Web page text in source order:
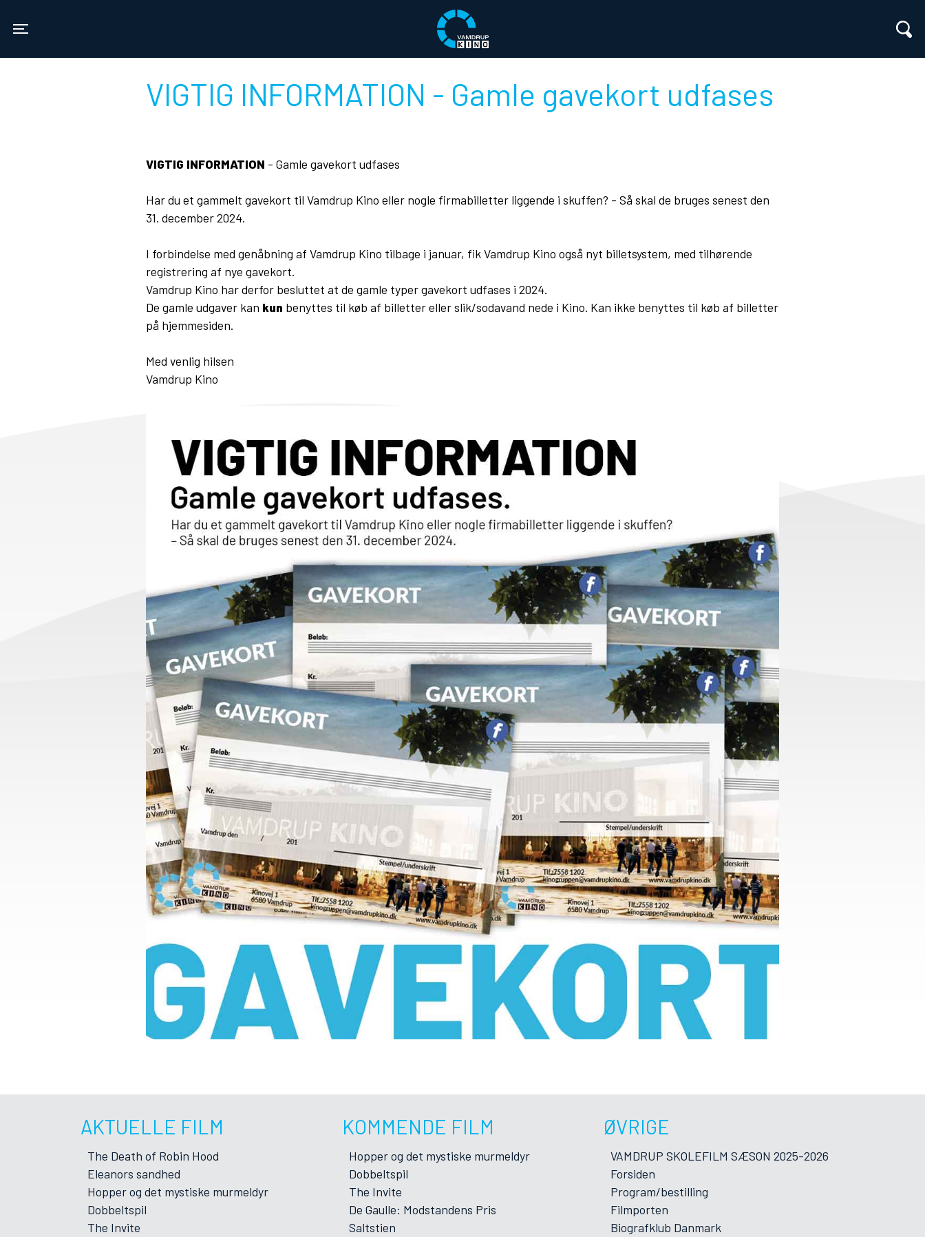
VIGTIG INFORMATION - Gamle gavekort udfases
VIGTIG INFORMATION - Gamle gavekort udfases
Har du et gammelt gavekort til Vamdrup Kino eller nogle firmabilletter liggende i skuffen? - Så skal de bruges senest den
31. december 2024.
I forbindelse med genåbning af Vamdrup Kino tilbage i januar, fik Vamdrup Kino også nyt billetsystem, med tilhørende
registrering af nye gavekort.
Vamdrup Kino har derfor besluttet at de gamle typer gavekort udfases i 2024.
De gamle udgaver kan kun benyttes til køb af billetter eller slik/sodavand nede i Kino. Kan ikke benyttes til køb af billetter
på hjemmesiden.
Med venlig hilsen
Vamdrup Kino
AKTUELLE FILM
The Death of Robin Hood
Eleanors sandhed
Hopper og det mystiske murmeldyr
Dobbeltspil
The Invite
KOMMENDE FILM
Hopper og det mystiske murmeldyr
Dobbeltspil
The Invite
De Gaulle: Modstandens Pris
Saltstien
ØVRIGE
VAMDRUP SKOLEFILM SÆSON 2025-2026
Forsiden
Program/bestilling
Filmporten
Biografklub Danmark